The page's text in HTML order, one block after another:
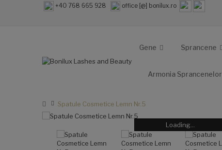
+40 768 665 928 office [@] bonilux.ro
Gene Sprancene
Armonia Sprancenelor
Spatule Cosmetice Lemn Nr.5
Loading...
Loading...
Loading...
Loading...
Loading...
Loading...
Loading...
Loading...
Loading...
Loading...
Loading...
Loading...